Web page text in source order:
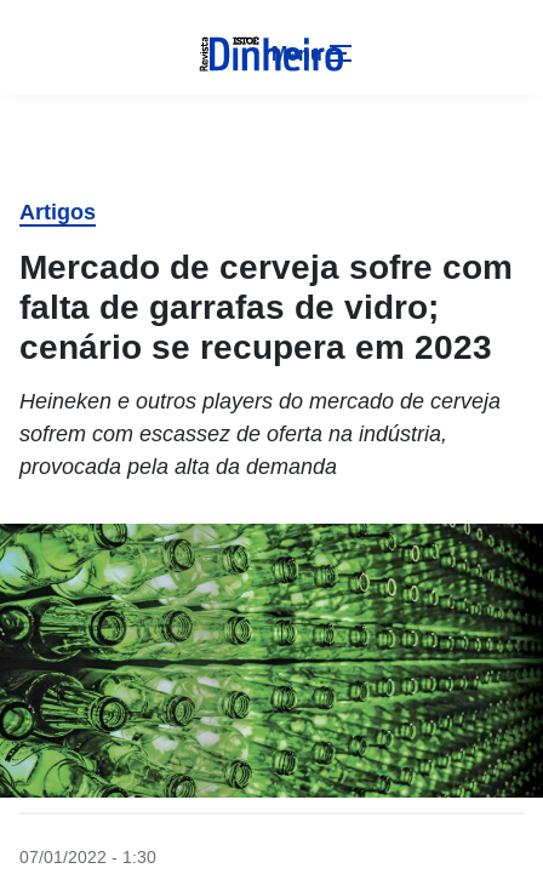
Menu
Artigos
Mercado de cerveja sofre com
falta de garrafas de vidro;
cenário se recupera em 2023
Heineken e outros players do mercado de cerveja
sofrem com escassez de oferta na indústria,
provocada pela alta da demanda
07/01/2022 - 1:30